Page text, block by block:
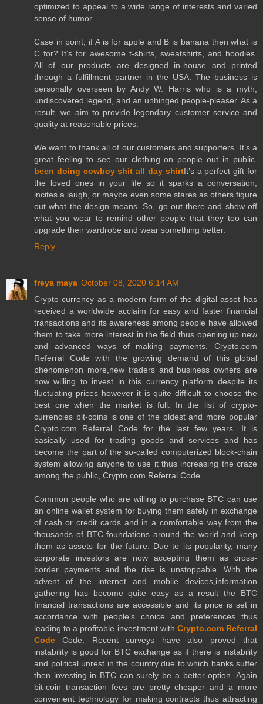
optimized to appeal to a wide range of interests and varied
sense of humor.
Case in point, if A is for apple and B is banana then what is
C for? It’s for awesome t-shirts, sweatshirts, and hoodies.
All of our products are designed in-house and printed
through a fulfillment partner in the USA. The business is
personally overseen by Andy W. Harris who is a myth,
undiscovered legend, and an unhinged people-pleaser. As a
result, we aim to provide legendary customer service and
quality at reasonable prices.
We want to thank all of our customers and supporters. It’s a
great feeling to see our clothing on people out in public.
been doing cowboy shit all day shirtIt’s a perfect gift for
the loved ones in your life so it sparks a conversation,
incites a laugh, or maybe even some stares as others figure
out what the design means. So, go out there and show off
what you wear to remind other people that they too can
upgrade their wardrobe and wear something better.
Reply
freya maya October 08, 2020 6:14 AM
Crypto-currency as a modern form of the digital asset has
received a worldwide acclaim for easy and faster financial
transactions and its awareness among people have allowed
them to take more interest in the field thus opening up new
and advanced ways of making payments. Crypto.com
Referral Code with the growing demand of this global
phenomenon more,new traders and business owners are
now willing to invest in this currency platform despite its
fluctuating prices however it is quite difficult to choose the
best one when the market is full. In the list of crypto-
currencies bit-coins is one of the oldest and more popular
Crypto.com Referral Code for the last few years. It is
basically used for trading goods and services and has
become the part of the so-called computerized block-chain
system allowing anyone to use it thus increasing the craze
among the public, Crypto.com Referral Code.
Common people who are willing to purchase BTC can use
an online wallet system for buying them safely in exchange
of cash or credit cards and in a comfortable way from the
thousands of BTC foundations around the world and keep
them as assets for the future. Due to its popularity, many
corporate investors are now accepting them as cross-
border payments and the rise is unstoppable. With the
advent of the internet and mobile devices,information
gathering has become quite easy as a result the BTC
financial transactions are accessible and its price is set in
accordance with people’s choice and preferences thus
leading to a profitable investment with Crypto.com Referral
Code Code. Recent surveys have also proved that
instability is good for BTC exchange as if there is instability
and political unrest in the country due to which banks suffer
then investing in BTC can surely be a better option. Again
bit-coin transaction fees are pretty cheaper and a more
convenient technology for making contracts thus attracting